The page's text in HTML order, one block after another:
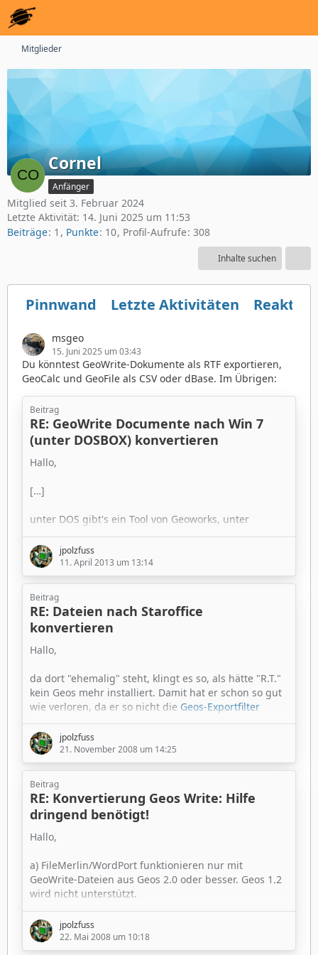
Mitglieder
Cornel
Anfänger
Mitglied seit 3. Februar 2024
Letzte Aktivität: 14. Juni 2025 um 11:53
Beiträge 1 Punkte 10 Profil-Aufrufe 308
Inhalte suchen
Pinnwand Letzte Aktivitäten
msgeo
15. Juni 2025 um 03:43
Du könntest GeoWrite-Dokumente als RTF exportieren,
GeoCalc und GeoFile als CSV oder dBase. Im Übrigen:
Beitrag
RE: GeoWrite Documente nach Win 7
(unter DOSBOX) konvertieren
Hallo,
[…]
unter DOS gibt's ein Tool von Geoworks, unter
Windoofs gibt's "WordPort" (von der Firma ASCI oder
so). Beide Tools extrahieren aber nur den reinen Text,
haben Probleme mit Umlauten, ... .
[…]
Nicht so ohne weiteres, da man nur mit einem
gepatchten DOSBOX drucken kann. Also am
einfachsten: Unter Geos in eine PS-
meisten Windoofs-Tools sollten alle 500 Dateien auf
einmal verarbeiten können, die anderen lassen sich
über die…
jpolzfuss
11. April 2013 um 13:14
Beitrag
RE: Dateien nach Staroffice
konvertieren
Hallo,
da dort "ehemalig" steht, klingt es so, als hätte "R.T."
kein Geos mehr installiert. Damit hat er schon so gut
wie verloren, da er so nicht die Geos-Exportfilter
nutzen kann
. (Link ist zwar nur für GeoWrite, aber
unter GeoCalc funzt der Export analog - und min. CSV
sollte StarOffice auch wieder importieren können.)
GeoWrite bekommt er (ohne Bilder und mit defekten
Umlauten,...) immerhin noch mittels Windoofs-
Programm "WordPort" der Firma "ACII" (Link auf
obiger Seite, bzw.direkter Link zu …
jpolzfuss
21. November 2008 um 14:25
Beitrag
RE: Konvertierung Geos Write: Hilfe
dringend benötigt!
Hallo,
a) FileMerlin/WordPort funktionieren nur mit
GeoWrite-Dateien aus Geos 2.0 oder besser. Geos 1.2
wird nicht unterstützt.
b) Geos 1.2 selbst hat div. Exportfilter (Text, BMP, ...).
Du müßtest also "einfach nur" Geos 1.2 installieren
und von dort aus alles exportieren...
jpolzfuss
22. Mai 2008 um 10:18